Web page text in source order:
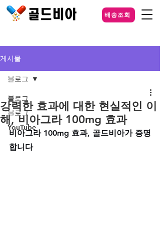
배송조회
게시물
블로그
블로그
YouTube
블로그
강력한 효과에 대한 현실적인 이
해, 비아그라 100mg 효과
비아그라 100mg 효과, 골드비아가 증명
합니다